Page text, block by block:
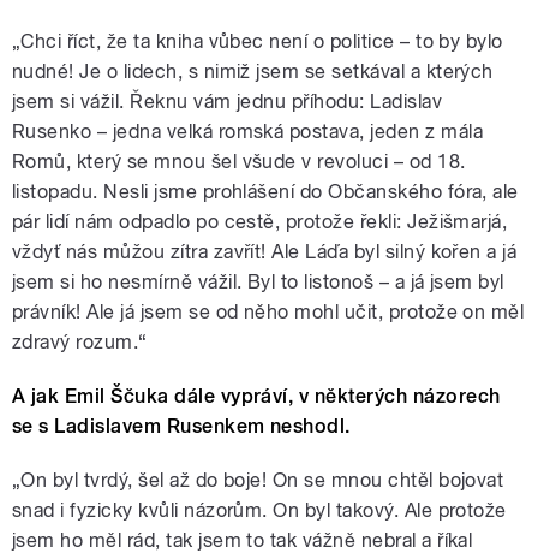
„Chci říct, že ta kniha vůbec není o politice – to by bylo
nudné! Je o lidech, s nimiž jsem se setkával a kterých
jsem si vážil. Řeknu vám jednu příhodu: Ladislav
Rusenko – jedna velká romská postava, jeden z mála
Romů, který se mnou šel všude v revoluci – od 18.
listopadu. Nesli jsme prohlášení do Občanského fóra, ale
pár lidí nám odpadlo po cestě, protože řekli: Ježišmarjá,
vždyť nás můžou zítra zavřít! Ale Láďa byl silný kořen a já
jsem si ho nesmírně vážil. Byl to listonoš – a já jsem byl
právník! Ale já jsem se od něho mohl učit, protože on měl
zdravý rozum.“
A jak Emil Ščuka dále vypráví, v některých názorech
se s Ladislavem Rusenkem neshodl.
„On byl tvrdý, šel až do boje! On se mnou chtěl bojovat
snad i fyzicky kvůli názorům. On byl takový. Ale protože
jsem ho měl rád, tak jsem to tak vážně nebral a říkal